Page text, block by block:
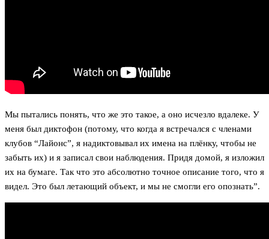
Мы пытались понять, что же это такое, а оно исчезло вдалеке. У
меня был диктофон (потому, что когда я встречался с членами
клубов “Лайонс”, я надиктовывал их имена на плёнку, чтобы не
забыть их) и я записал свои наблюдения. Придя домой, я изложил
их на бумаге. Так что это абсолютно точное описание того, что я
видел. Это был летающий объект, и мы не смогли его опознать”.